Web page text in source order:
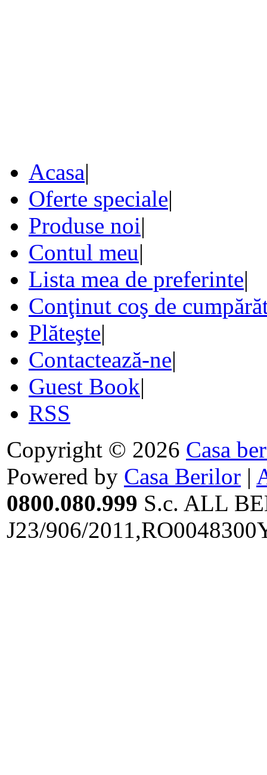
Acasa|
Oferte speciale|
Produse noi|
Contul meu|
Lista mea de preferinte|
Conţinut coş de
Plăteşte|
Contactează-ne|
Guest Book|
RSS
Copyright © 2026 Casa
Powered by Casa Berilor |
0800.080.999 S.c. ALL
J23/906/